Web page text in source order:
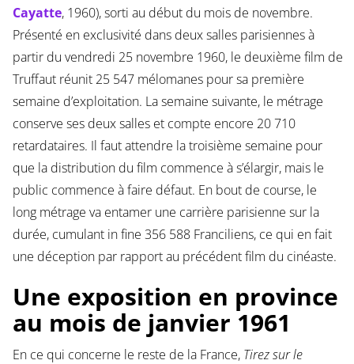
Cayatte, 1960), sorti au début du mois de novembre.
Présenté en exclusivité dans deux salles parisiennes à
partir du vendredi 25 novembre 1960, le deuxième film de
Truffaut réunit 25 547 mélomanes pour sa première
semaine d’exploitation. La semaine suivante, le métrage
conserve ses deux salles et compte encore 20 710
retardataires. Il faut attendre la troisième semaine pour
que la distribution du film commence à s’élargir, mais le
public commence à faire défaut. En bout de course, le
long métrage va entamer une carrière parisienne sur la
durée, cumulant in fine 356 588 Franciliens, ce qui en fait
une déception par rapport au précédent film du cinéaste.
Une exposition en province
au mois de janvier 1961
En ce qui concerne le reste de la France, Tirez sur le